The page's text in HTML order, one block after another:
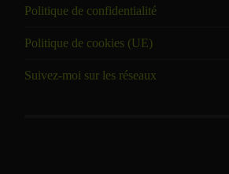
Politique de confidentialité
Politique de cookies (UE)
Suivez-moi sur les réseaux